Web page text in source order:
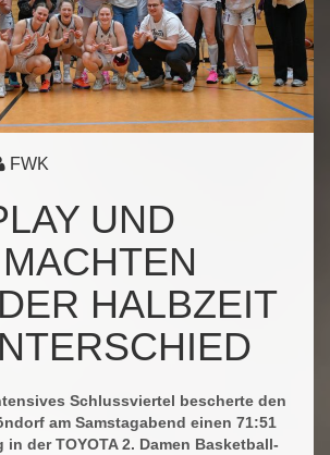
FWK
UND
HALBZEIT
Schlussviertel bescherte den
am Samstagabend einen 71:51
in der TOYOTA 2. Damen Basketball-